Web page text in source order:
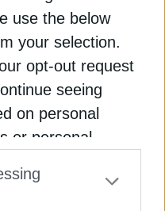
use the below
your selection.
opt-out request
seeing
on personal
or personal
separately opt-out
αερίου στο
ΑΟΖ